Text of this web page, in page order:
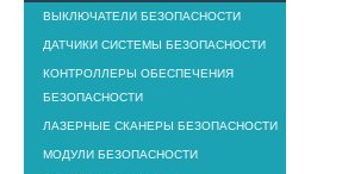
ВЫКЛЮЧАТЕЛИ БЕЗОПАСНОСТИ
ДАТЧИКИ СИСТЕМЫ БЕЗОПАСНОСТИ
КОНТРОЛЛЕРЫ ОБЕСПЕЧЕНИЯ
БЕЗОПАСНОСТИ
ЛАЗЕРНЫЕ СКАНЕРЫ БЕЗОПАСНОСТИ
МОДУЛИ БЕЗОПАСНОСТИ